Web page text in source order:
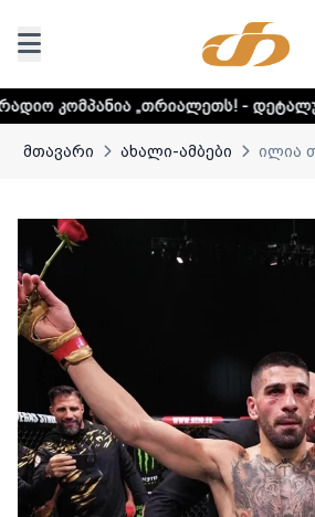
- დეტალური
მთავარი ახალი-ამბები ილია